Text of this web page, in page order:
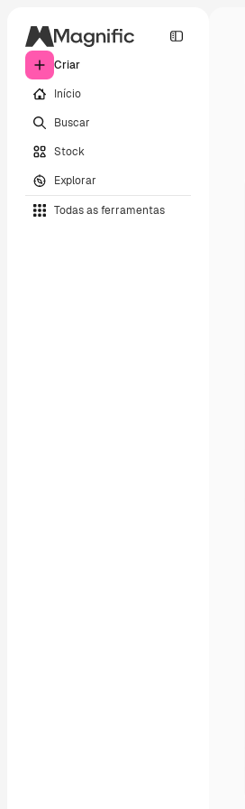
Criar
Início
Buscar
Stock
Explorar
Todas as ferramentas